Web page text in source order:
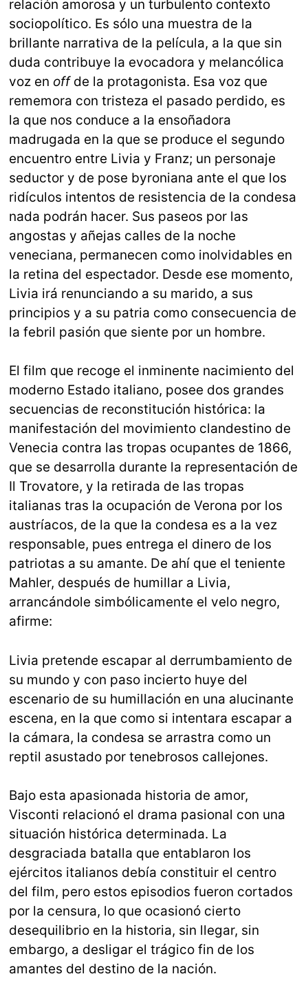
relación amorosa y un turbulento contexto
sociopolítico. Es sólo una muestra de la
brillante narrativa de la película, a la que sin
duda contribuye la evocadora y melancólica
voz en off de la protagonista. Esa voz que
rememora con tristeza el pasado perdido, es
la que nos conduce a la ensoñadora
madrugada en la que se produce el segundo
encuentro entre Livia y Franz; un personaje
seductor y de pose byroniana ante el que los
ridículos intentos de resistencia de la condesa
nada podrán hacer. Sus paseos por las
angostas y añejas calles de la noche
veneciana, permanecen como inolvidables en
la retina del espectador. Desde ese momento,
Livia irá renunciando a su marido, a sus
principios y a su patria como consecuencia de
la febril pasión que siente por un hombre.
El film que recoge el inminente nacimiento del
moderno Estado italiano, posee dos grandes
secuencias de reconstitución histórica: la
manifestación del movimiento clandestino de
Venecia contra las tropas ocupantes de 1866,
que se desarrolla durante la representación de
Il Trovatore, y la retirada de las tropas
italianas tras la ocupación de Verona por los
austríacos, de la que la condesa es a la vez
responsable, pues entrega el dinero de los
patriotas a su amante. De ahí que el teniente
Mahler, después de humillar a Livia,
arrancándole simbólicamente el velo negro,
afirme:
Livia pretende escapar al derrumbamiento de
su mundo y con paso incierto huye del
escenario de su humillación en una alucinante
escena, en la que como si intentara escapar a
la cámara, la condesa se arrastra como un
reptil asustado por tenebrosos callejones.
Bajo esta apasionada historia de amor,
Visconti relacionó el drama pasional con una
situación histórica determinada. La
desgraciada batalla que entablaron los
ejércitos italianos debía constituir el centro
del film, pero estos episodios fueron cortados
por la censura, lo que ocasionó cierto
desequilibrio en la historia, sin llegar, sin
embargo, a desligar el trágico fin de los
amantes del destino de la nación.